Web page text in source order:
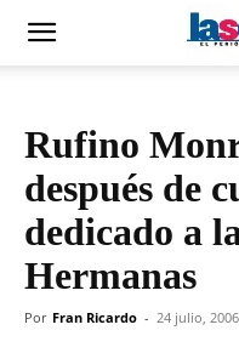
Rufino
después de
dedicado a
Hermanas
Por Fran Ricardo - 24 julio, 2006